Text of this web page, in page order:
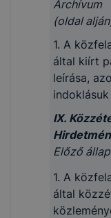
Archívum
(oldal
1. A
által kiírt
leírása,
indoklásuk
IX.
Előző
1. A
által